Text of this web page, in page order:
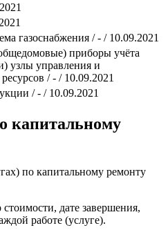
газоснабжения / - / 10.09.2021
приборы учёта
узлы управления и
/ - / 10.09.2021
/ - / 10.09.2021
капитальному
по капитальному ремонту
дате завершения,
работе (услуге).